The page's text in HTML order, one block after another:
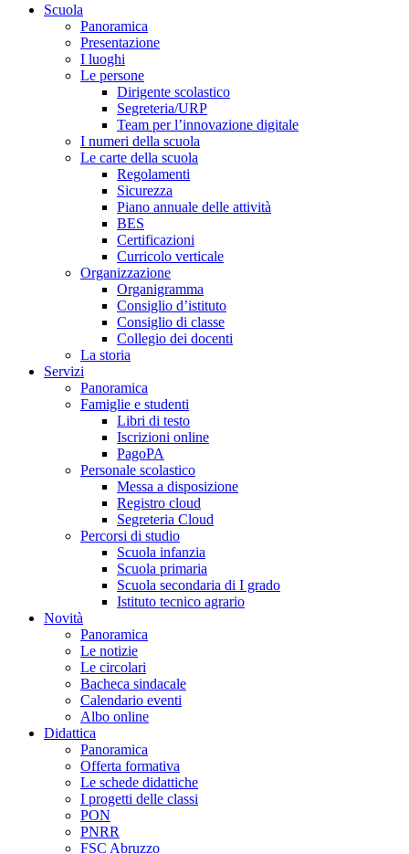
Scuola
Panoramica
Presentazione
I luoghi
Le persone
Dirigente scolastico
Segreteria/URP
Team per l’innovazione digitale
I numeri della scuola
Le carte della scuola
Regolamenti
Sicurezza
Piano annuale delle attività
BES
Certificazioni
Curricolo verticale
Organizzazione
Organigramma
Consiglio d’istituto
Consiglio di classe
Collegio dei docenti
La storia
Servizi
Panoramica
Famiglie e studenti
Libri di testo
Iscrizioni online
PagoPA
Personale scolastico
Messa a disposizione
Registro cloud
Segreteria Cloud
Percorsi di studio
Scuola infanzia
Scuola primaria
Scuola secondaria di I grado
Istituto tecnico agrario
Novità
Panoramica
Le notizie
Le circolari
Bacheca sindacale
Calendario eventi
Albo online
Didattica
Panoramica
Offerta formativa
Le schede didattiche
I progetti delle classi
PON
PNRR
FSC Abruzzo